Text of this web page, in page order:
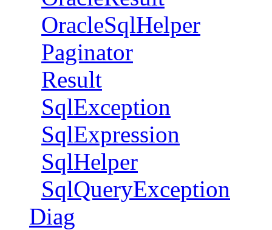
OracleSqlHelper
Paginator
Result
SqlException
SqlExpression
SqlHelper
SqlQueryException
Diag